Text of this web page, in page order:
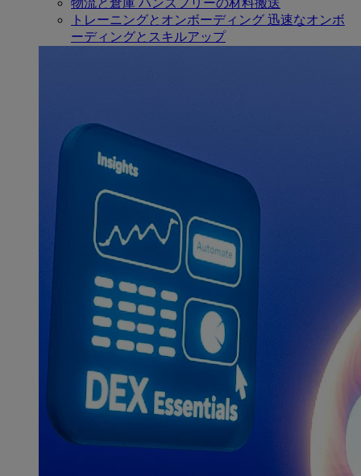
トレーニングとオンボーディング 迅速なオンボ
ーディングとスキルアップ